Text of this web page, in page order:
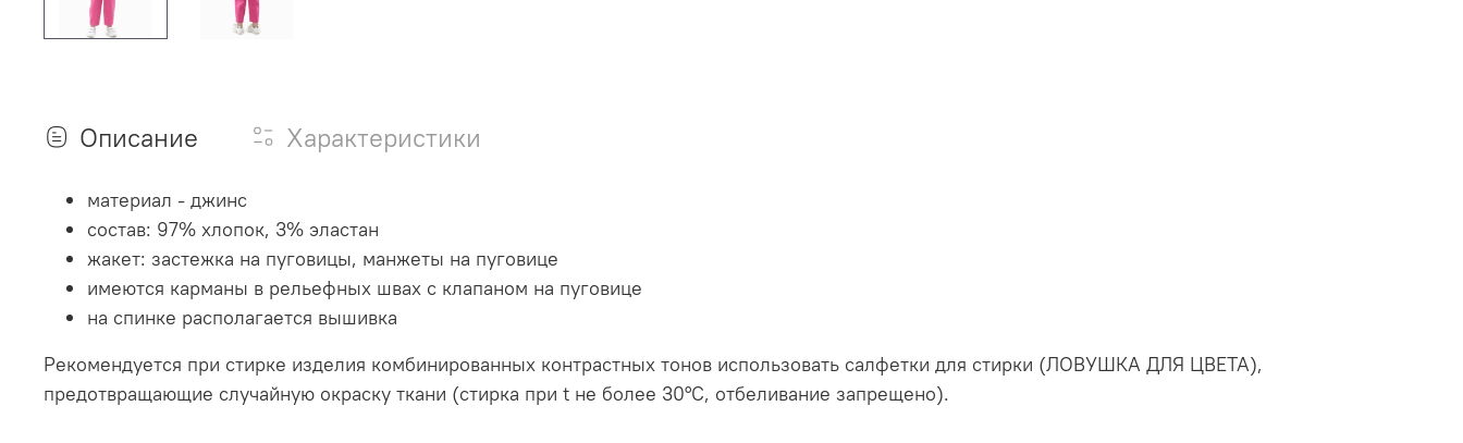
Описание Характеристики
материал - джинс
состав: 97% хлопок, 3% эластан
жакет: застежка на пуговицы, манжеты на пуговице
имеются карманы в рельефных швах с клапаном на пуговице
на спинке располагается вышивка
Рекомендуется при стирке изделия комбинированных контрастных тонов использовать салфетки для стирки (ЛОВУШКА ДЛЯ ЦВЕТА),
предотвращающие случайную окраску ткани (стирка при t не более 30°C, отбеливание запрещено).